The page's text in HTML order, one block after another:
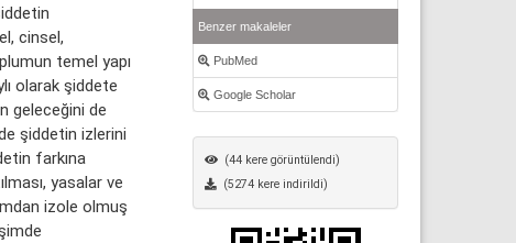
cinsel,
temel yapı
olarak şiddete
geleceğini de
şiddetin izlerini
farkına
yasalar ve
izole olmuş
Benzer makaleler
PubMed
Google Scholar
(44 kere görüntülendi)
(5274 kere indirildi)